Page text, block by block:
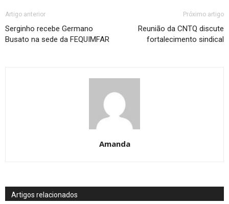
Artigo anterior
Serginho recebe Germano
Busato na sede da FEQUIMFAR
Próximo artigo
Reunião da CNTQ discute
fortalecimento sindical
Amanda
Artigos relacionados